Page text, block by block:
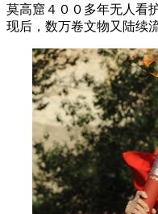
莫高窟４００多年无人看
现后，数万卷文物又陆续